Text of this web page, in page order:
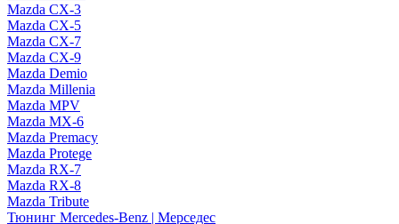
Mazda CX-3
Mazda CX-5
Mazda CX-7
Mazda CX-9
Mazda Demio
Mazda Millenia
Mazda MPV
Mazda MX-6
Mazda Premacy
Mazda Protege
Mazda RX-7
Mazda RX-8
Mazda Tribute
Тюнинг Mercedes-Benz | Мерседес